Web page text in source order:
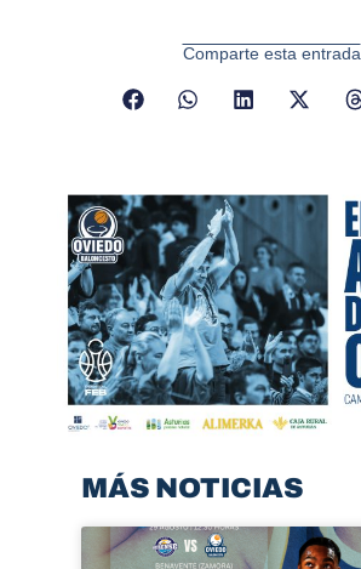
Comparte esta entrada
MÁS NOTICIAS